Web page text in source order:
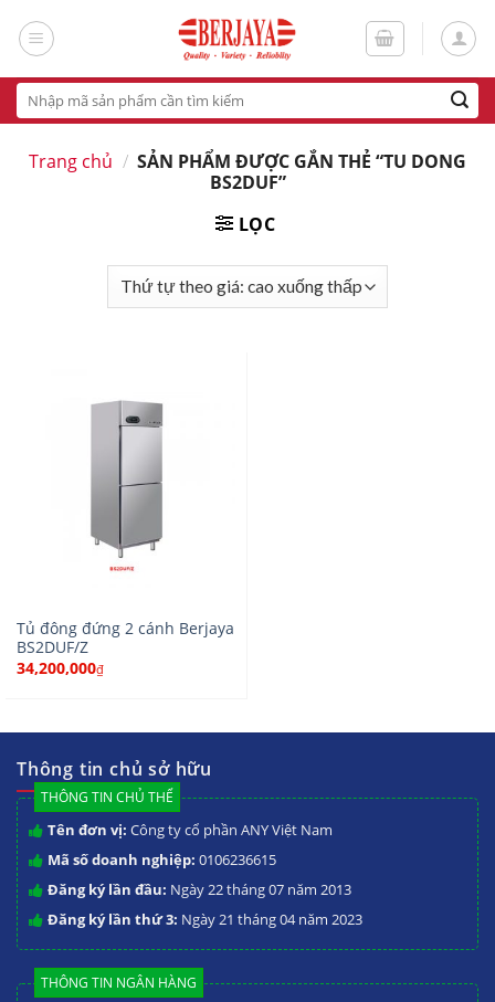
Tìm
kiếm:
Trang chủ / SẢN PHẨM ĐƯỢC GẮN THẺ “TU DONG
BS2DUF”
LỌC
Tủ đông đứng 2 cánh Berjaya
BS2DUF/Z
34,200,000₫
Thông tin chủ sở hữu
THÔNG TIN CHỦ THỂ
Tên đơn vị: Công ty cổ phần ANY Việt Nam
Mã số doanh nghiệp: 0106236615
Đăng ký lần đầu: Ngày 22 tháng 07 năm 2013
Đăng ký lần thứ 3: Ngày 21 tháng 04 năm 2023
THÔNG TIN NGÂN HÀNG